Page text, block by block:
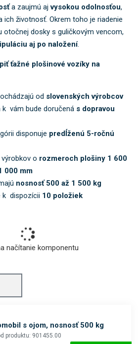
b
o
a
r
i
u
a zaujmú ajvysokou odolnosťou,
ich životnosť. Okrem toho je riadenie
otočnej dosky s guličkovým vencom,
aj po naložení.
ťažné plošinové vozíky na
od slovenských výrobcov
k vám bude doručená s dopravou
disponuje predĺženú 5-ročnú
o rozmeroch plošiny 1 600
000 mm
nosnosť 500 až 1 500 kg
k dispozícii 10 položiek
načítanie komponentu
s ojom, nosnosť 500 kg
produktu: 901455.00